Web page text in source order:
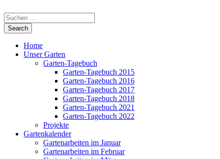
Home
Unser Garten
Garten-Tagebuch
Garten-Tagebuch 2015
Garten-Tagebuch 2016
Garten-Tagebuch 2017
Garten-Tagebuch 2018
Garten-Tagebuch 2021
Garten-Tagebuch 2022
Projekte
Gartenkalender
Gartenarbeiten im Januar
Gartenarbeiten im Februar